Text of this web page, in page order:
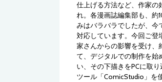
仕上げる方法など、作家の
れ。各漫画誌編集部も、約
みはバラバラでしたが、今
対応しています。今回ご登
家さんからの影響を受け、
て、デジタルでの制作を始
い、その下描きをPCに取
ツール「ComicStudio」を